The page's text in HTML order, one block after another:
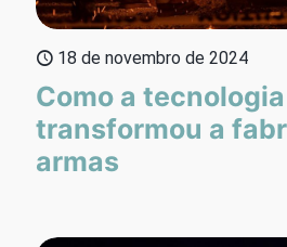
18 de novembro de 2024
Como a tecnologia
transformou a
armas